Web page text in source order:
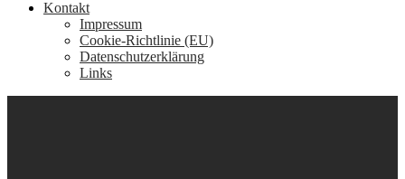
Kontakt
Impressum
Cookie-Richtlinie (EU)
Datenschutzerklärung
Links